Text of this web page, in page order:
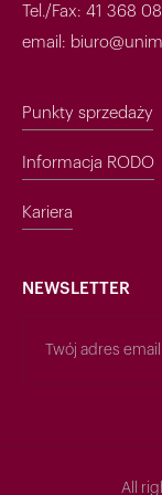
Tel./Fax: 41 368
email:
Punkty sprzedaży
Informacja RODO
Kariera
NEWSLETTER
All